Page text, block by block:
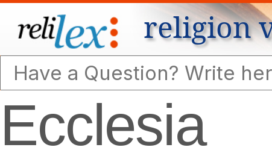
religion
Ecclesia